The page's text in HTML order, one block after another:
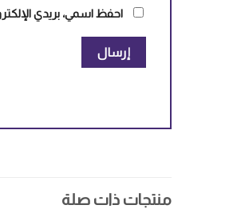
احفظ اسمي، بريدي
منتجات ذات صلة